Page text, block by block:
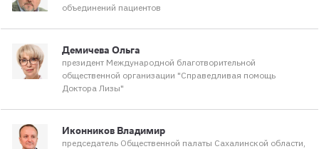
объединений пациентов
Демичева Ольга
президент Международной благотворительной
общественной организации "Справедливая помощь
Доктора Лизы"
Иконников Владимир
председатель Общественной палаты Сахалинской области,